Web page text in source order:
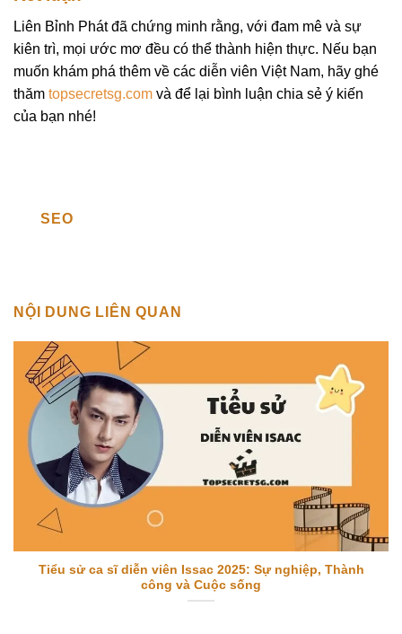
Liên Bỉnh Phát đã chứng minh rằng, với đam mê và sự
kiên trì, mọi ước mơ đều có thể thành hiện thực. Nếu bạn
muốn khám phá thêm về các diễn viên Việt Nam, hãy ghé
thăm topsecretsg.com và để lại bình luận chia sẻ ý kiến
của bạn nhé!
SEO
NỘI DUNG LIÊN QUAN
Tiểu sử ca sĩ diễn viên Issac 2025: Sự nghiệp, Thành
công và Cuộc sống